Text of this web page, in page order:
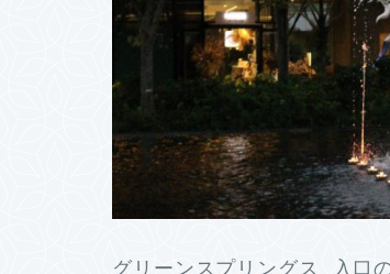
グリーンスプリングス 入口